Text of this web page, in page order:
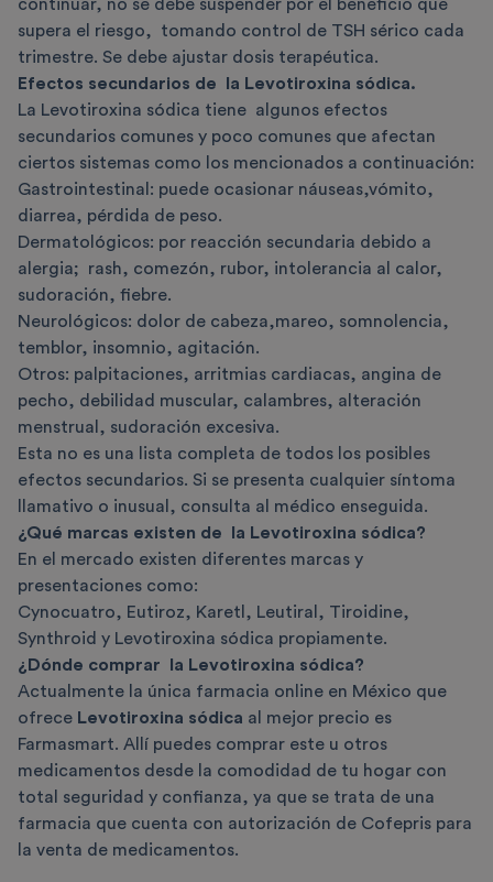
continuar, no se debe suspender por el beneficio que
supera el riesgo, tomando control de TSH sérico cada
trimestre. Se debe ajustar dosis terapéutica.
Efectos secundarios de
la Levotiroxina sódica.
La Levotiroxina sódica tiene algunos efectos
secundarios comunes y poco comunes que afectan
ciertos sistemas como los mencionados a continuación:
Gastrointestinal: puede ocasionar náuseas,vómito,
diarrea, pérdida de peso.
Dermatológicos: por reacción secundaria debido a
alergia; rash, comezón, rubor, intolerancia al calor,
sudoración, fiebre.
Neurológicos: dolor de cabeza,mareo, somnolencia,
temblor, insomnio, agitación.
Otros: palpitaciones, arritmias cardiacas, angina de
pecho, debilidad muscular, calambres, alteración
menstrual, sudoración excesiva.
Esta no es una lista completa de todos los posibles
efectos secundarios. Si se presenta cualquier síntoma
llamativo o inusual, consulta al médico enseguida.
¿Qué marcas existen de la Levotiroxina sódica?
En el mercado existen diferentes marcas y
presentaciones como:
Cynocuatro, Eutiroz, Karetl, Leutiral, Tiroidine,
Synthroid y Levotiroxina sódica propiamente.
¿Dónde comprar la Levotiroxina sódica?
Actualmente la única farmacia online en México que
ofrece Levotiroxina sódica al mejor precio es
Farmasmart. Allí puedes comprar este u otros
medicamentos desde la comodidad de tu hogar con
total seguridad y confianza, ya que se trata de una
farmacia que cuenta con autorización de Cofepris para
la venta de medicamentos.